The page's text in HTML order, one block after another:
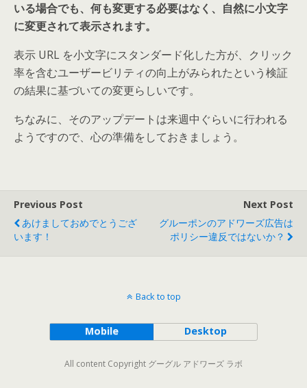
いる場合でも、何も変更する必要はなく、自然に小文字
に変更されて表示されます。
表示 URL を小文字にスタンダード化した方が、クリック
率を含むユーザービリティの向上がみられたという検証
の結果に基づいての変更らしいです。
ちなみに、そのアップデートは来週中ぐらいに行われる
ようですので、心の準備をしておきましょう。
Previous Post
あけましておめでとうござ
います！
Next Post
グルーポンのアドワーズ広告は
ポリシー違反ではないか？
Back to top
Mobile Desktop
All content Copyright グーグル アドワーズ ラボ